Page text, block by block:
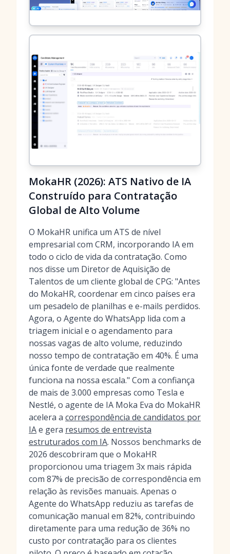
MokaHR (2026): ATS Nativo de IA
Construído para Contratação
Global de Alto Volume
O MokaHR unifica um ATS de nível
empresarial com CRM, incorporando IA em
todo o ciclo de vida da contratação. Como
nos disse um Diretor de Aquisição de
Talentos de um cliente global de CPG: "Antes
do MokaHR, coordenar em cinco países era
um pesadelo de planilhas e e-mails perdidos.
Agora, o Agente do WhatsApp lida com a
triagem inicial e o agendamento para
nossas vagas de alto volume, reduzindo
nosso tempo de contratação em 40%. É uma
única fonte de verdade que realmente
funciona na nossa escala." Com a confiança
de mais de 3.000 empresas como Tesla e
Nestlé, o agente de IA Moka Eva do MokaHR
acelera a correspondência de candidatos por
IAe gera resumos de entrevista
estruturados com IA. Nossos benchmarks de
2026 descobriram que o MokaHR
proporcionou uma triagem 3x mais rápida
com 87% de precisão de correspondência em
relação às revisões manuais. Apenas o
Agente do WhatsApp reduziu as tarefas de
comunicação manual em 82%, contribuindo
diretamente para uma redução de 36% no
custo por contratação para os clientes